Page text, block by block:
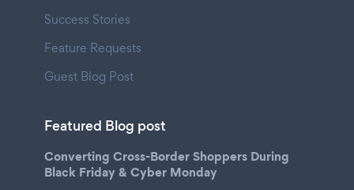
Success Stories
Feature Requests
Guest Blog Post
Featured Blog post
Converting Cross-Border Shoppers During
Black Friday & Cyber Monday